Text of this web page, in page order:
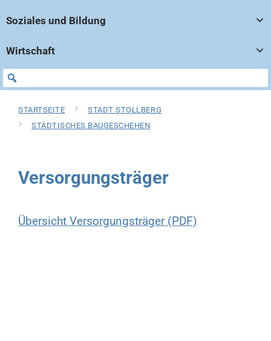
Soziales und Bildung
Wirtschaft
STARTSEITE
STADT STOLLBERG
STÄDTISCHES BAUGESCHEHEN
Versorgungsträger
Übersicht Versorgungsträger (PDF)